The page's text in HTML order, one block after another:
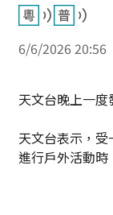
6/6/2026 20:56
天文台晚上一
天文台表示，
進行戶外活動